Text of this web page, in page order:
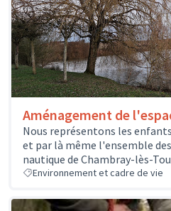
Aménagement de
Nous représentons les
et par là même l'ensemble
nautique de Chambray-lès-
Environnement et cadre de vie